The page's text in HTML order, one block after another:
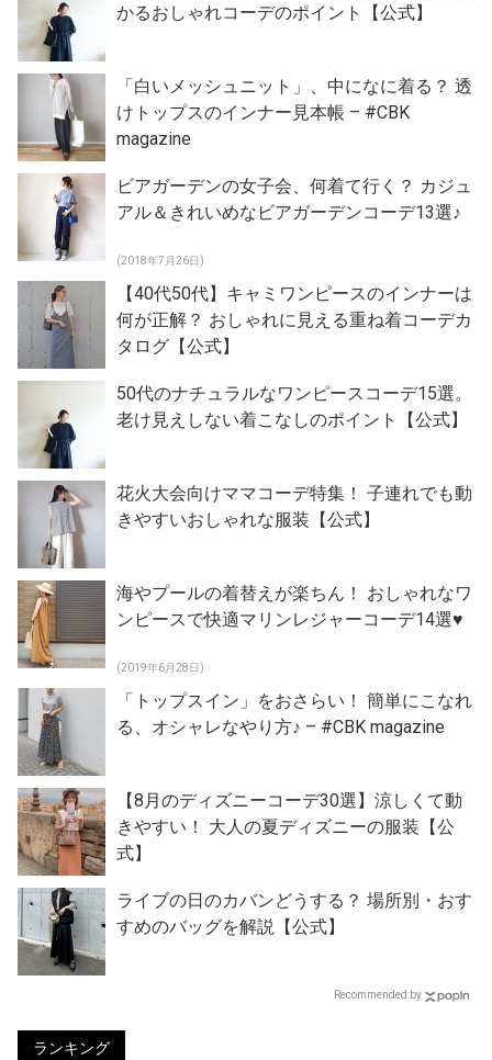
かるおしゃれコーデのポイント【公式】
「白いメッシュニット」、中になに着る？ 透
けトップスのインナー見本帳 – #CBK
magazine
ビアガーデンの女子会、何着て行く？ カジュ
アル＆きれいめなビアガーデンコーデ13選♪
(2018年7月26日)
【40代50代】キャミワンピースのインナーは
何が正解？ おしゃれに見える重ね着コーデカ
タログ【公式】
50代のナチュラルなワンピースコーデ15選。
老け見えしない着こなしのポイント【公式】
花火大会向けママコーデ特集！ 子連れでも動
きやすいおしゃれな服装【公式】
海やプールの着替えが楽ちん！ おしゃれなワ
ンピースで快適マリンレジャーコーデ14選♥
(2019年6月28日)
「トップスイン」をおさらい！ 簡単にこなれ
る、オシャレなやり方♪ – #CBK magazine
【8月のディズニーコーデ30選】涼しくて動
きやすい！ 大人の夏ディズニーの服装【公
式】
ライブの日のカバンどうする？ 場所別・おす
すめのバッグを解説【公式】
Recommended by
ランキング